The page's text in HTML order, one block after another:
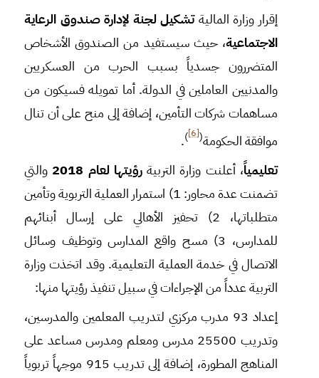
إقرار وزارة الماليةتشكيل لجنة لإدارة صندوق الرعاية
الاجتماعية، حيث سيستفيد من الصندوق الأشخاص
المتضررون جسدياً بسبب الحرب من العسكريين
والمدنيين العاملين في الدولة. أما تمويله فسيكون من
مساهمات شركات التأمين، إضافة إلى منح على أن تنال
موافقة الحكومة(
[6]
)
.
تعليمياً، أعلنت وزارة التربيةرؤيتها لعام 2018
والتي
تضمنت عدة محاور: 1) استمرار العملية التربوية وتأمين
متطلباتها، 2) تحفيز الأهالي على إرسال أبنائهم
للمدارس، 3) مسح واقع المدارس وتوظيف وسائل
الاتصال في خدمة العملية التعليمية. وقد اتخذت وزارة
التربية عدداً من الإجراءات في سبيل تنفيذ رؤيتها منها:
إعداد 93 مدرب مركزي لتدريب المعلمين والمدرسين،
وتدريب 25500 مدرس ومعلم ومدرس مساعد على
المناهج المطورة، إضافة إلى تدريب 915 موجهاً تربوياً